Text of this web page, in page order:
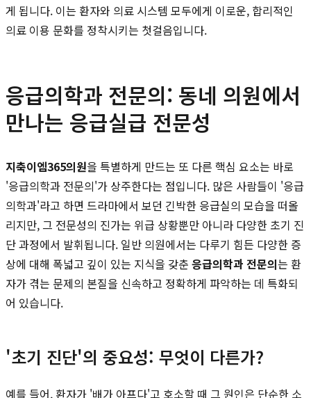
게 됩니다. 이는 환자와 의료 시스템 모두에게 이로운, 합리적인
의료 이용 문화를 정착시키는 첫걸음입니다.
응급의학과 전문의: 동네 의원에서
만나는 응급실급 전문성
지축이엠365의원을 특별하게 만드는 또 다른 핵심 요소는 바로
'응급의학과 전문의'가 상주한다는 점입니다. 많은 사람들이 '응급
의학과'라고 하면 드라마에서 보던 긴박한 응급실의 모습을 떠올
리지만, 그 전문성의 진가는 위급 상황뿐만 아니라 다양한 초기 진
단 과정에서 발휘됩니다. 일반 의원에서는 다루기 힘든 다양한 증
상에 대해 폭넓고 깊이 있는 지식을 갖춘 응급의학과 전문의는 환
자가 겪는 문제의 본질을 신속하고 정확하게 파악하는 데 특화되
어 있습니다.
'초기 진단'의 중요성: 무엇이 다른가?
예를 들어, 환자가 '배가 아프다'고 호소할 때 그 원인은 단순한 소